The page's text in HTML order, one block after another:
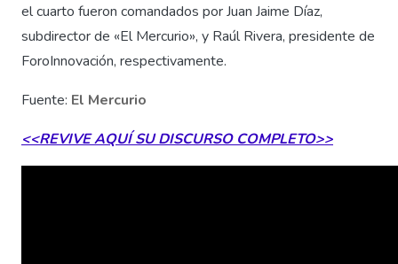
el cuarto fueron comandados por Juan Jaime Díaz,
subdirector de «El Mercurio», y Raúl Rivera, presidente de
ForoInnovación, respectivamente.
Fuente: El Mercurio
<<REVIVE AQUÍ SU DISCURSO COMPLETO>>